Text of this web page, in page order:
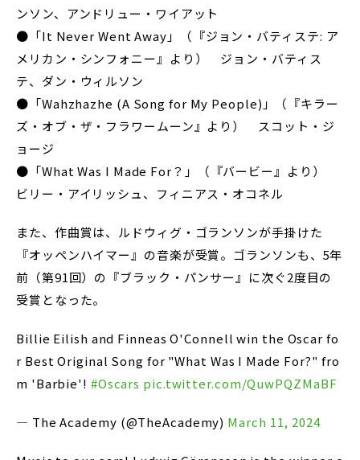
ンソン、アンドリュー・ワイアット
●「It Never Went Away」（『ジョン・バティステ: ア
メリカン・シンフォニー』より） ジョン・バティス
テ、ダン・ウィルソン
●「Wahzhazhe (A Song for My People)」（『キラー
ズ・オブ・ザ・フラワームーン』より） スコット・ジ
ョージ
●「What Was I Made For？」（『バービー』より）
ビリー・アイリッシュ、フィニアス・オコネル
また、作曲賞は、ルドウィグ・ゴランソンが手掛けた
『オッペンハイマー』の音楽が受賞。ゴランソンも、5年
前（第91回）の『ブラック・パンサー』に次ぐ2度目の
受賞となった。
Billie Eilish and Finneas O'Connell win the Oscar fo
r Best Original Song for "What Was I Made For?" fro
m 'Barbie'! #Oscars pic.twitter.com/QuwPQZMaBF
— The Academy (@TheAcademy) March 11, 2024